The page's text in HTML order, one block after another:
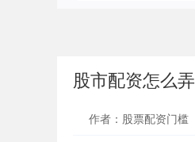
股市配资怎么
作者：股票配资门槛